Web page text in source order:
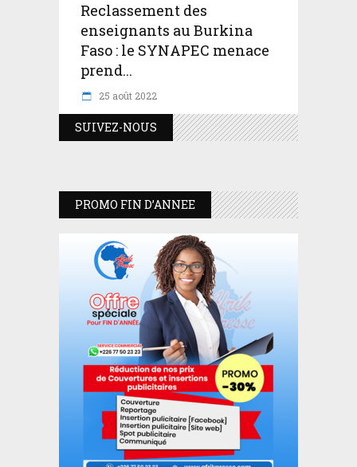
Reclassement des
enseignants au Burkina
Faso : le SYNAPEC menace
prend...
25 août 2022
SUIVEZ-NOUS
PROMO FIN D’ANNEE